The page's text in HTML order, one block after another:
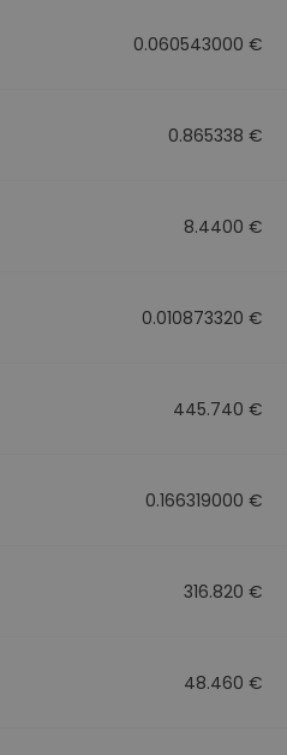
0.060543000 €
0.865338 €
8.4400 €
0.010873320 €
445.740 €
0.166319000 €
316.820 €
48.460 €